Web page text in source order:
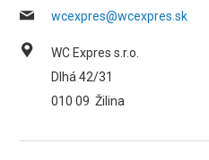
wcexpres@wcexpres.sk
WC Expres s.r.o.
Dlhá 42/31
010 09 Žilina